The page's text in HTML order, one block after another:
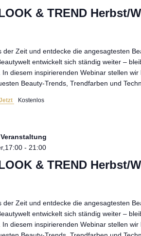
& TREND Herbst/
der Zeit und entdecke die angesagtesten
entwickelt sich ständig weiter –
In diesem inspirierenden Webinar stellen
Beauty-Trends, Trendfarben und
Kostenlos
& TREND Herbst/
- 21:00
der Zeit und entdecke die angesagtesten
entwickelt sich ständig weiter –
In diesem inspirierenden Webinar stellen